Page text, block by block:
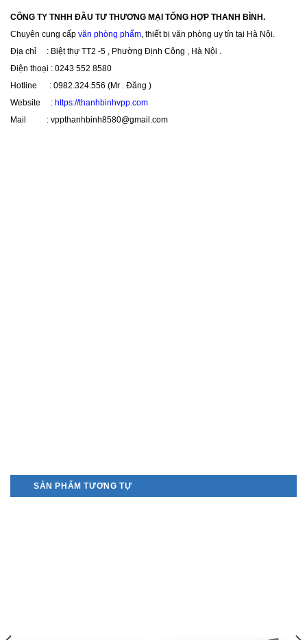
CÔNG TY TNHH ĐẦU TƯ THƯƠNG MẠI TỔNG HỢP THANH BÌNH.
Chuyên cung cấp văn phòng phẩm, thiết bị văn phòng uy tín tại Hà Nội.
Địa chỉ : Biệt thự TT2 -5 , Phường Định Công , Hà Nội .
Điện thoại : 0243 552 8580
Hotline : 0982.324.556 (Mr . Đăng )
Website : https://thanhbinhvpp.com
Mail : vppthanhbinh8580@gmail.com
SẢN PHẨM TƯƠNG TỰ